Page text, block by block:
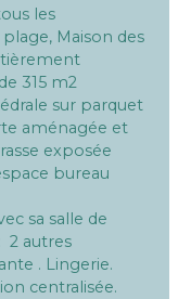
les
Maison des
315 m2
sur parquet
aménagée et
exposée
bureau
sa salle de
2 autres
. Lingerie.
centralisée.